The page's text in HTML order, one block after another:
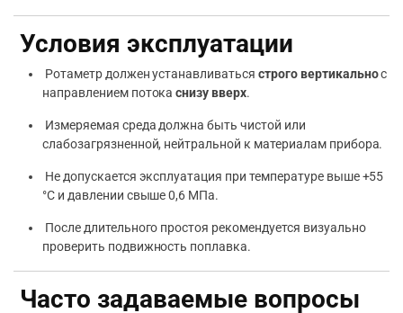
Условия эксплуатации
Ротаметр должен устанавливатьсястрого вертикальнос
направлением потокаснизу вверх.
Измеряемая среда должна быть чистой или
слабозагрязненной, нейтральной к материалам прибора.
Не допускается эксплуатация при температуре выше +55
°C и давлении свыше 0,6 МПа.
После длительного простоя рекомендуется визуально
проверить подвижность поплавка.
Часто задаваемые вопросы